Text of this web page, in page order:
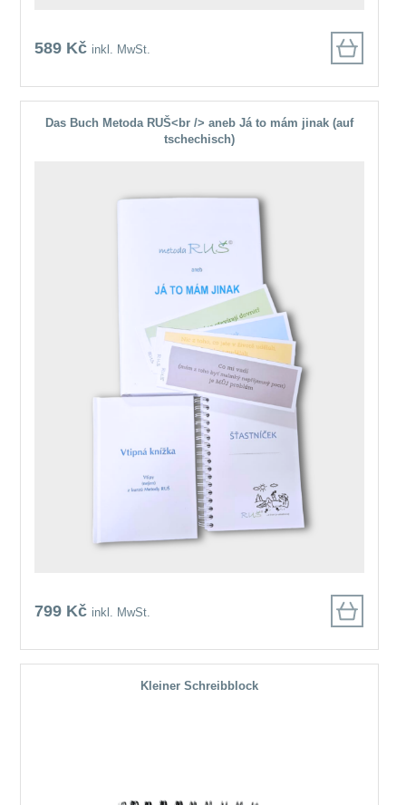
589 Kč inkl. MwSt.
Das Buch Metoda RUŠ<br /> aneb Já to mám jinak (auf
tschechisch)
799 Kč inkl. MwSt.
Kleiner Schreibblock